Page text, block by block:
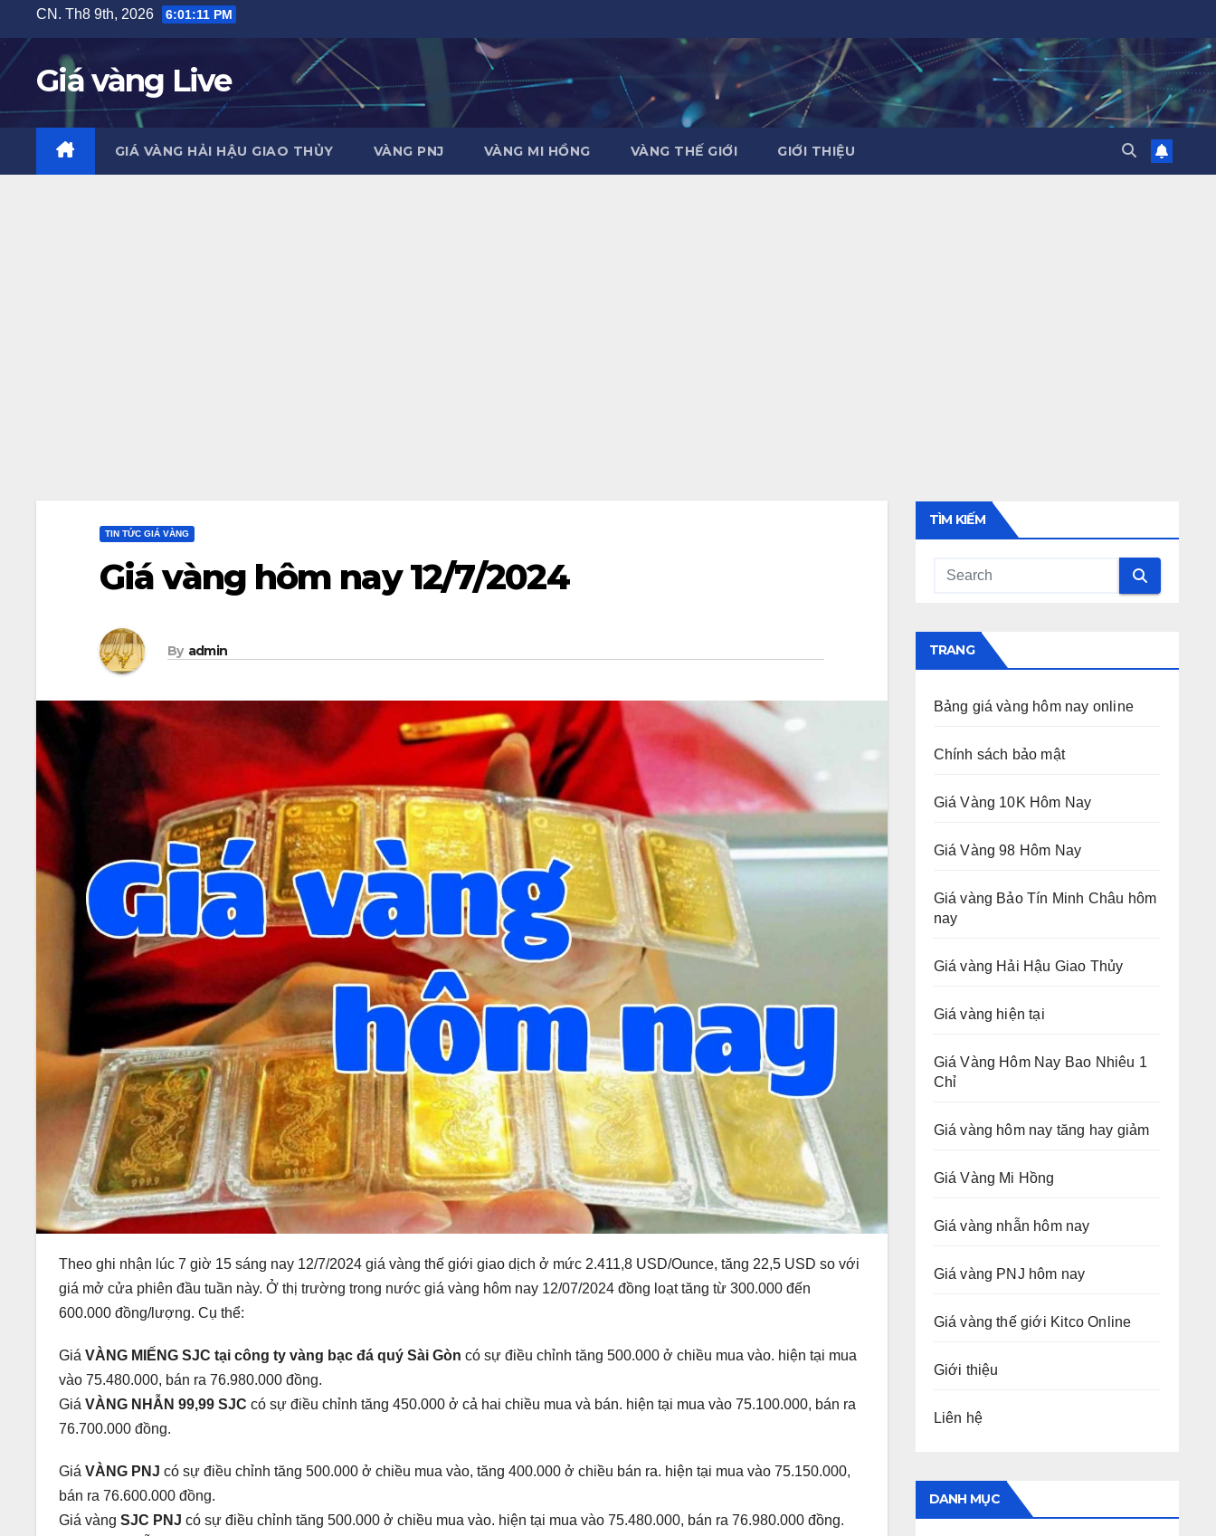
content
CN. Th8 9th, 2026 6:01:13 PM
Giá vàng Live
GIÁ VÀNG HẢI HẬU GIAO THỦY VÀNG PNJ VÀNG MI HỒNG VÀNG THẾ GIỚI GIỚI THIỆU
TIN TỨC GIÁ VÀNG
Giá vàng hôm nay 12/7/2024
By admin
Theo ghi nhận lúc 7 giờ 15 sáng nay 12/7/2024 giá vàng thế giới giao dịch ở mức 2.411,8 USD/Ounce, tăng 22,5 USD so với
giá mở cửa phiên đầu tuần này. Ở thị trường trong nước giá vàng hôm nay 12/07/2024 đồng loạt tăng từ 300.000 đến
600.000 đồng/lượng. Cụ thể:
Giá VÀNG MIẾNG SJC tại công ty vàng bạc đá quý Sài Gòn có sự điều chỉnh tăng 500.000 ở chiều mua vào. hiện tại mua
vào 75.480.000, bán ra 76.980.000 đồng.
Giá VÀNG NHẪN 99,99 SJC có sự điều chỉnh tăng 450.000 ở cả hai chiều mua và bán. hiện tại mua vào 75.100.000, bán ra
76.700.000 đồng.
Giá VÀNG PNJ có sự điều chỉnh tăng 500.000 ở chiều mua vào, tăng 400.000 ở chiều bán ra. hiện tại mua vào 75.150.000,
bán ra 76.600.000 đồng.
Giá vàng SJC PNJ có sự điều chỉnh tăng 500.000 ở chiều mua vào. hiện tại mua vào 75.480.000, bán ra 76.980.000 đồng.
TÌM KIẾM
TRANG
Bảng giá vàng hôm nay online
Chính sách bảo mật
Giá Vàng 10K Hôm Nay
Giá Vàng 98 Hôm Nay
Giá vàng Bảo Tín Minh Châu hôm
nay
Giá vàng Hải Hậu Giao Thủy
Giá vàng hiện tại
Giá Vàng Hôm Nay Bao Nhiêu 1
Chỉ
Giá vàng hôm nay tăng hay giảm
Giá Vàng Mi Hồng
Giá vàng nhẫn hôm nay
Giá vàng PNJ hôm nay
Giá vàng thế giới Kitco Online
Giới thiệu
Liên hệ
DANH MỤC